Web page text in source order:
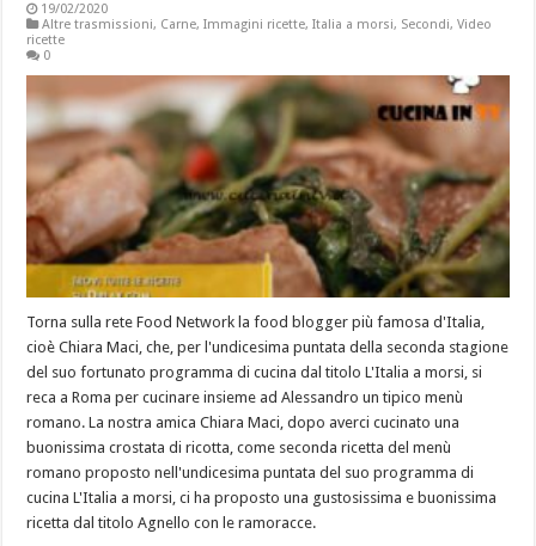
19/02/2020
Altre trasmissioni, Carne,Immagini ricette,Italia a morsi, Secondi,Video
ricette
0
Torna sulla rete Food Network la food blogger più famosa d'Italia,
cioè Chiara Maci, che, per l'undicesima puntata della seconda stagione
del suo fortunato programma di cucina dal titolo L'Italia a morsi, si
reca a Roma per cucinare insieme ad Alessandro un tipico menù
romano. La nostra amica Chiara Maci, dopo averci cucinato una
buonissima crostata di ricotta, come seconda ricetta del menù
romano proposto nell'undicesima puntata del suo programma di
cucina L'Italia a morsi, ci ha proposto una gustosissima e buonissima
ricetta dal titolo Agnello con le ramoracce.